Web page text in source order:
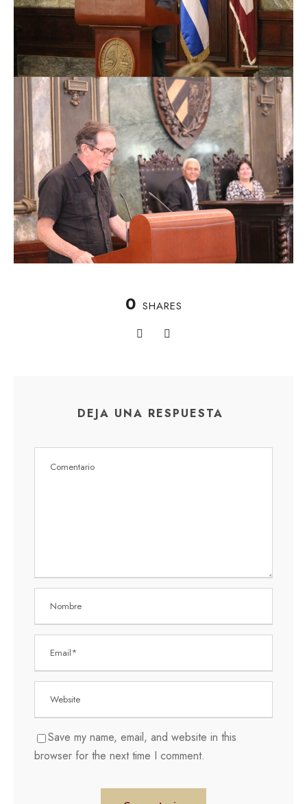
0 SHARES
DEJA UNA RESPUESTA
Save my name, email, and website in this
browser for the next time I comment.